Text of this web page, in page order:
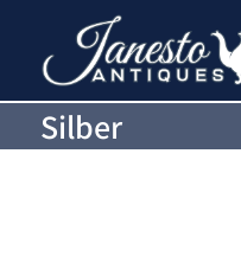
Silber